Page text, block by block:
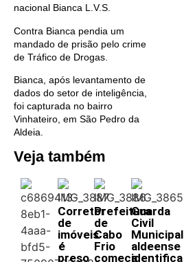
nacional Bianca L.V.S.
Contra Bianca pendia um
mandado de prisão pelo crime
de Tráfico de Drogas.
Bianca, após levantamento de
dados do setor de inteligência,
foi capturada no bairro
Vinhateiro, em São Pedro da
Aldeia.
Veja também
Corretor
de
imóveis
é
preso
Prefeitura
de
Cabo
Frio
começa
Guarda
Civil
Municipal
aldeense
identifica